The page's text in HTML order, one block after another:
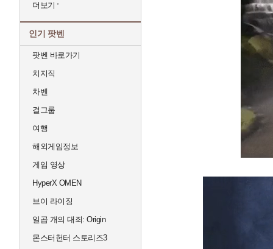
더보기
인기 팟벤
팟벤 바로가기
치지직
차벤
걸그룹
여행
해외게임정보
게임 영상
HyperX OMEN
브이 라이징
일곱 개의 대죄: Origin
몬스터헌터 스토리즈3